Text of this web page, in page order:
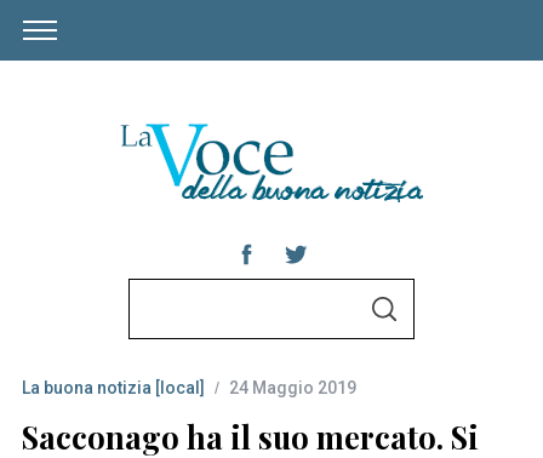
r
c
S
La buona notizia [local] 24 Maggio 2019
Sacconago ha il suo mercato. Si